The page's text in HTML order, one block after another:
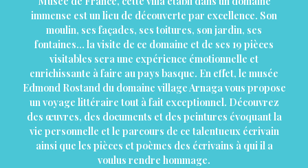
immense est un lieu de découverte par excellence. Son
moulin, ses façades, ses toitures, son jardin, ses
fontaines… la visite de ce domaine et de ses 19 pièces
visitables sera une expérience émotionnelle et
enrichissante à faire au pays basque. En effet, le musée
Edmond Rostand du domaine village Arnaga vous propose
un voyage littéraire tout à fait exceptionnel. Découvrez
des œuvres, des documents et des peintures évoquant la
vie personnelle et le parcours de ce talentueux écrivain
ainsi que les pièces et poèmes des écrivains à qui il a
voulus rendre hommage.